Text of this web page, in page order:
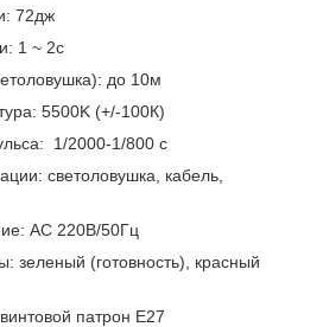
72дж
1 ~ 2с
до 10м
5500K (+/-100К)
1/2000-1/800 с
светоловушка, кабель,
AC 220В/50Гц
зеленый (готовность), красный
патрон E27